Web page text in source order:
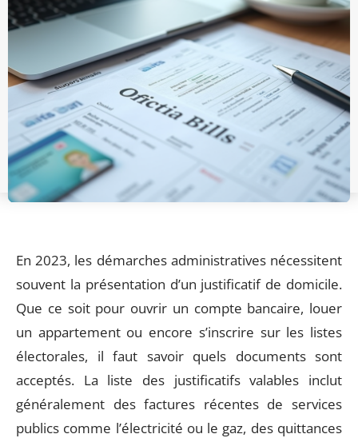
En 2023, les démarches administratives nécessitent
souvent la présentation d’un justificatif de domicile.
Que ce soit pour ouvrir un compte bancaire, louer
un appartement ou encore s’inscrire sur les listes
électorales, il faut savoir quels documents sont
acceptés. La liste des justificatifs valables inclut
généralement des factures récentes de services
publics comme l’électricité ou le gaz, des quittances